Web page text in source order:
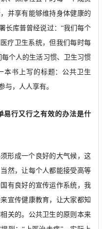
并享有能够维持身体健康的
长库普曾经说过：“我们每个
疗卫生系统，但我们每时每
个人的生活习惯、卫生习惯
本书上写的标题：公共卫生
，人人享有。
易行又行之有效的办法是什
形成一个良好的大气候，这
然，让每个人都能接受高等
有良好的宣传运作系统，我
宣传健康教育，让大家都知
关的。公共卫生的原则本来